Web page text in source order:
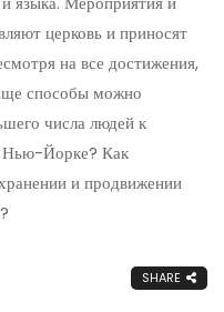
церковь и приносят
на все достижения,
способы можно
числа людей к
Нью-Йорке? Как
и продвижении
SHARE